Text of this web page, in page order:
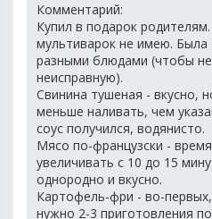
Комментарий:
Купил в подарок
мультиварок не имею.
разными блюдами (чтобы не
неисправную).
Свинина тушеная - вкусно,
меньше наливать, чем
соус получился, водянисто.
Мясо по-французски -
увеличивать с 10 до 15
однородно и вкусно.
Картофель-фри - во-
нужно 2-3 приготовления